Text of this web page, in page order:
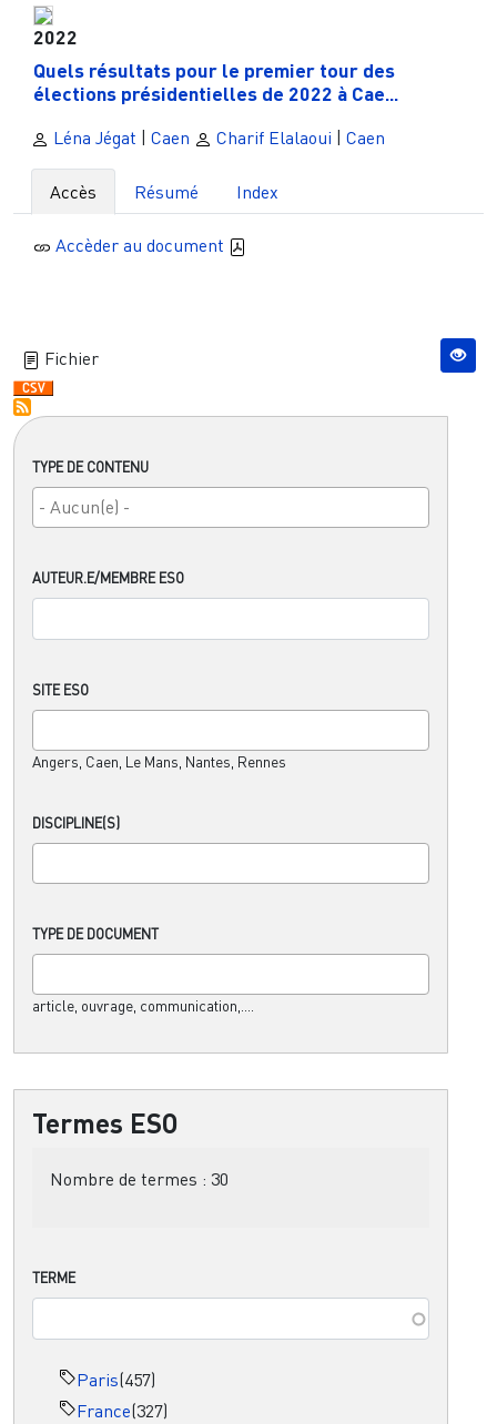
TYPE DE CONTENU
AUTEUR.E/MEMBRE ESO
SITE ESO
Angers, Caen, Le Mans, Nantes, Rennes
DISCIPLINE(S)
TYPE DE DOCUMENT
article, ouvrage, communication,....
Termes ESO
Nombre de termes : 30
TERME
Paris(457)
France(327)
2022
Quels résultats pour le premier tour des
élections présidentielles de 2022 à Cae...
Léna Jégat Caen Charif Elalaoui Caen
Accès Résumé Index
Accèder au document
Fichier